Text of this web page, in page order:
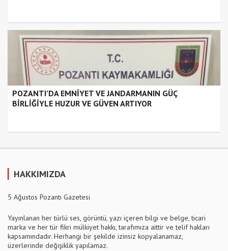
POZANTI’DA EMNİYET VE JANDARMANIN GÜÇ
BİRLİĞİYLE HUZUR VE GÜVEN ARTIYOR
HAKKIMIZDA
5 Ağustos Pozantı Gazetesi
Yayınlanan her türlü ses, görüntü, yazı içeren bilgi ve belge, ticari
marka ve her tür fikri mülkiyet hakkı, tarafımıza aittir ve telif hakları
kapsamındadır. Herhangi bir şekilde izinsiz kopyalanamaz,
üzerlerinde değişiklik yapılamaz.